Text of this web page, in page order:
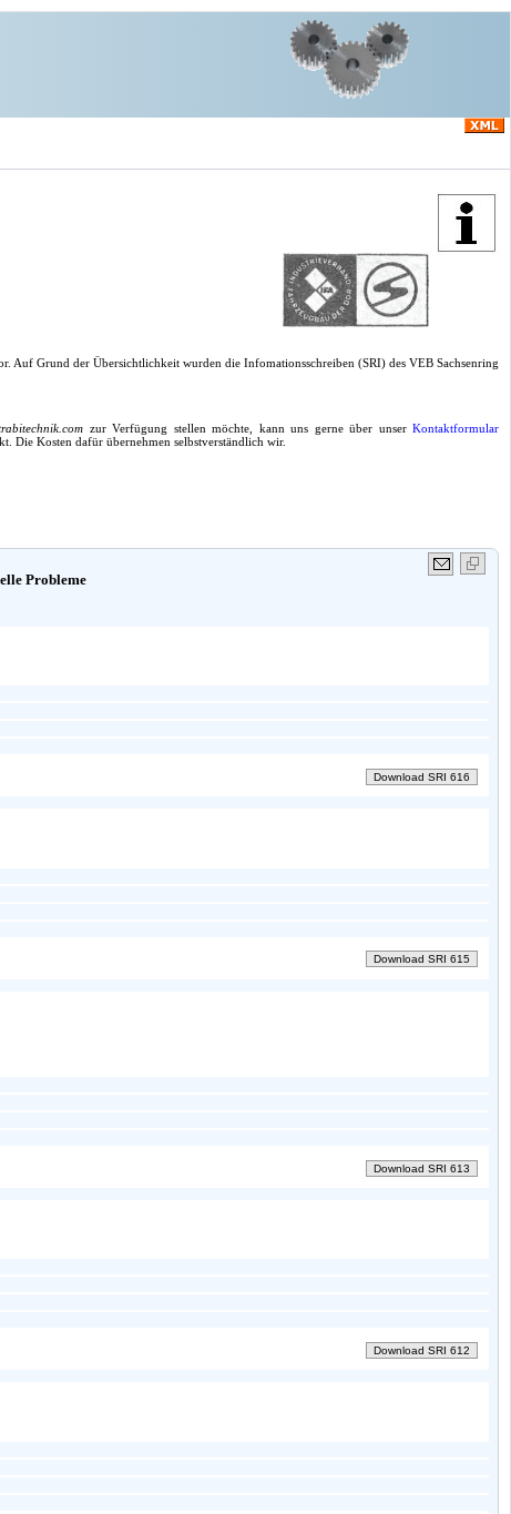
Auf Grund der Übersichtlichkeit wurden die Infomationsschreiben (SRI) des VEB Sachsenring
zur Verfügung stellen möchte, kann uns gerne über unser Kontaktformular
Die Kosten dafür übernehmen selbstverständlich wir.
Probleme